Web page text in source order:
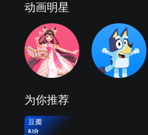
动画明星
为你推荐
豆瓣
8.1分